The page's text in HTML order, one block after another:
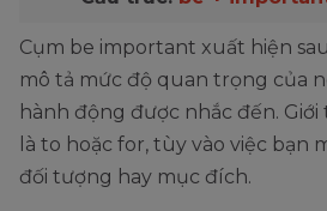
Cụm be important xuất hiện
mô tả mức độ quan trọng của
hành động được nhắc đến.
là to hoặc for, tùy vào việc bạn
đối tượng hay mục đích.